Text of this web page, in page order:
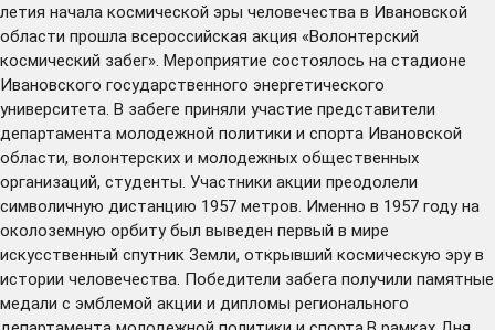
летия начала космической эры человечества в Ивановской
области прошла всероссийская акция «Волонтерский
космический забег». Мероприятие состоялось на стадионе
Ивановского государственного энергетического
университета. В забеге приняли участие представители
департамента молодежной политики и спорта Ивановской
области, волонтерских и молодежных общественных
организаций, студенты. Участники акции преодолели
символичную дистанцию 1957 метров. Именно в 1957 году на
околоземную орбиту был выведен первый в мире
искусственный спутник Земли, открывший космическую эру в
истории человечества. Победители забега получили памятные
медали с эмблемой акции и дипломы регионального